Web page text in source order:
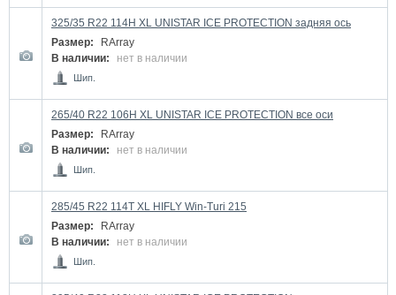
325/35 R22 114H XL UNISTAR ICE PROTECTION задняя ось
Размер:
RArray
В наличии:
нет в наличии
Шип.
265/40 R22 106H XL UNISTAR ICE PROTECTION все оси
Размер:
RArray
В наличии:
нет в наличии
Шип.
285/45 R22 114T XL HIFLY Win-Turi 215
Размер:
RArray
В наличии:
нет в наличии
Шип.